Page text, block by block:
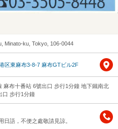
Minato-ku, Tokyo, 106-0044
区東麻布3-8-7 麻布GTビル2F
麻布十番站 6號出口 步行1分鐘 地下鐵南北
口 步行1分鐘
日語，不便之處敬請見諒。